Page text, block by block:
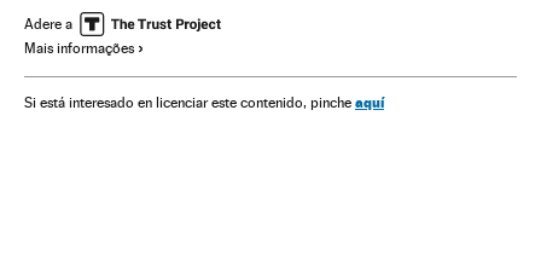
Europa Informática Tecnologia
Ciência
Adere a
Mais informações
Si está interesado en licenciar este contenido, pinche aquí